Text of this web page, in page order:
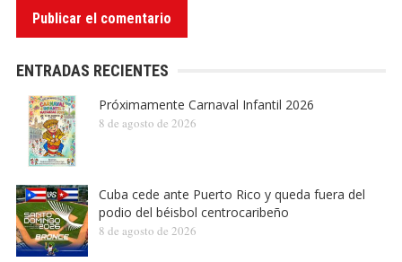
ENTRADAS RECIENTES
Próximamente Carnaval Infantil 2026
8 de agosto de 2026
Cuba cede ante Puerto Rico y queda fuera del
podio del béisbol centrocaribeño
8 de agosto de 2026